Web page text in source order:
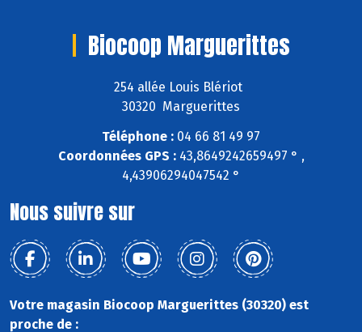
Biocoop Marguerittes
254 allée Louis Blériot
30320 Marguerittes
Téléphone : 04 66 81 49 97
Coordonnées GPS :43,8649242659497 ° ,
4,43906294047542 °
Nous suivre sur
Votre magasin Biocoop Marguerittes (30320) est
proche de :